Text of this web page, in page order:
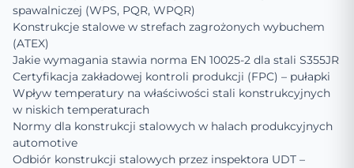
spawalniczej (WPS, PQR, WPQR)
Konstrukcje stalowe w strefach zagrożonych wybuchem
(ATEX)
Jakie wymagania stawia norma EN 10025-2 dla stali S355JR
Certyfikacja zakładowej kontroli produkcji (FPC) – pułapki
Wpływ temperatury na właściwości stali konstrukcyjnych
w niskich temperaturach
Normy dla konstrukcji stalowych w halach produkcyjnych
automotive
Odbiór konstrukcji stalowych przez inspektora UDT –